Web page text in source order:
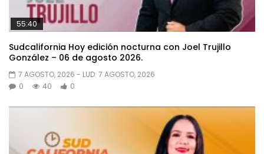
55:40
Sudcalifornia Hoy edición nocturna con Joel Trujillo
González – 06 de agosto 2026.
7 AGOSTO, 2026 - LUD: 7 AGOSTO, 2026
0
40 0